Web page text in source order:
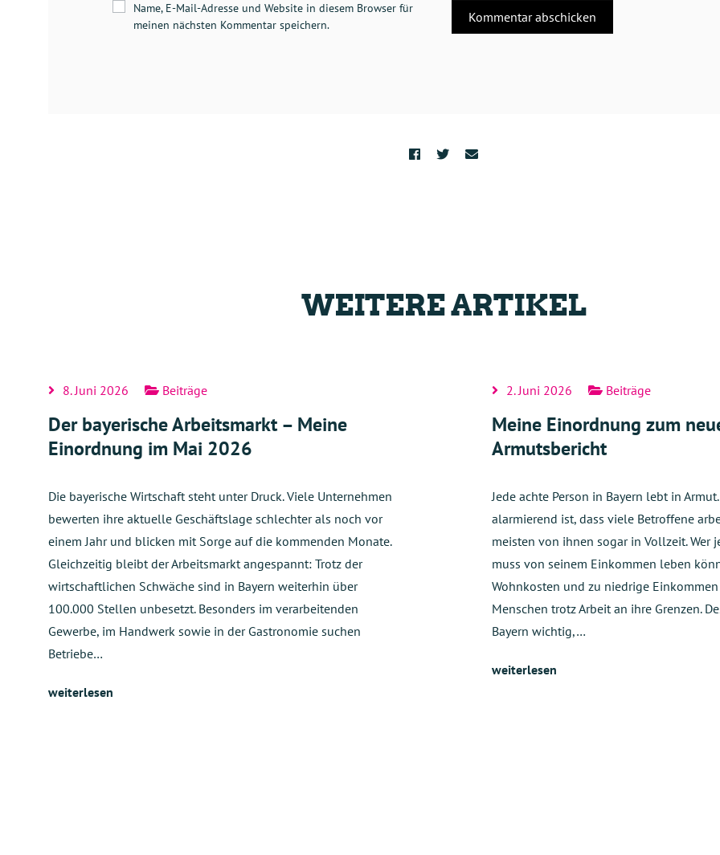
Name, E-Mail-Adresse und Website in diesem Browser für
meinen nächsten Kommentar speichern.
WEITERE ARTIKEL
8. Juni 2026 Beiträge
Der bayerische Arbeitsmarkt – Meine
Einordnung im Mai 2026
Die bayerische Wirtschaft steht unter Druck. Viele Unternehmen
bewerten ihre aktuelle Geschäftslage schlechter als noch vor
einem Jahr und blicken mit Sorge auf die kommenden Monate.
Gleichzeitig bleibt der Arbeitsmarkt angespannt: Trotz der
wirtschaftlichen Schwäche sind in Bayern weiterhin über
100.000 Stellen unbesetzt. Besonders im verarbeitenden
Gewerbe, im Handwerk sowie in der Gastronomie suchen
Betriebe…
weiterlesen
2. Juni 2026 Beiträge
Meine Einordnung zum
Armutsbericht
Jede achte Person in Bayern lebt in
alarmierend ist, dass viele Betroffene
meisten von ihnen sogar in Vollzeit. Wer
muss von seinem Einkommen leben
Wohnkosten und zu niedrige
Menschen trotz Arbeit an ihre Grenzen.
Bayern wichtig,…
weiterlesen